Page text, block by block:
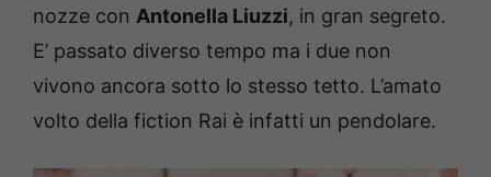
nozze con Antonella Liuzzi, in gran segreto.
E’ passato diverso tempo ma i due non
vivono ancora sotto lo stesso tetto. L’amato
volto della fiction Rai è infatti un pendolare.